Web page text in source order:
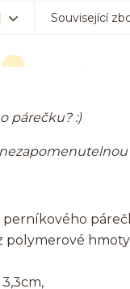
Související
párečku? :)
perníkového
hmoty